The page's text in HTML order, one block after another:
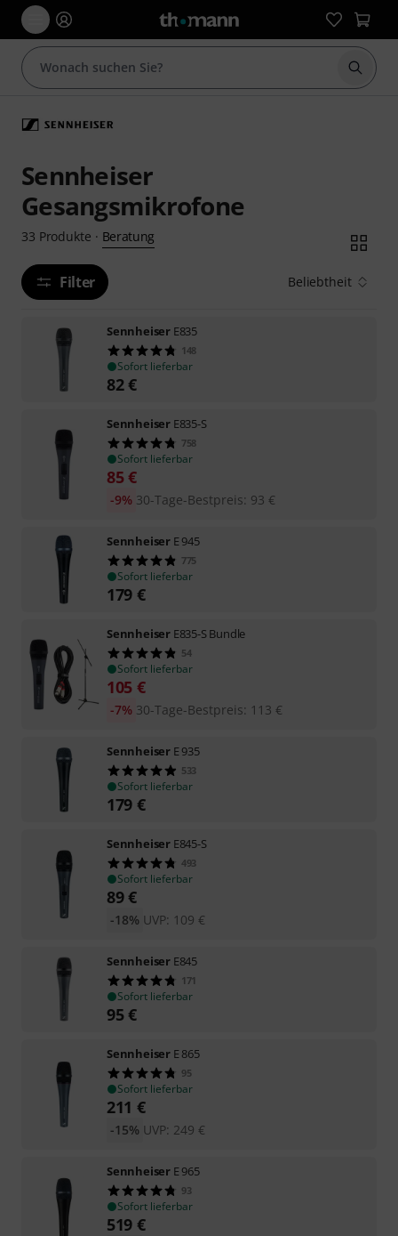
Suche
Sennheiser
Gesangsmikrofone
33 Produkte · Beratung
Filter Beliebtheit
Sennheiser E835
148
Sofort lieferbar
82€
Sennheiser E835-S
758
Sofort lieferbar
85€
30-Tage-Bestpreis: 93 €
-9%
Sennheiser E 945
775
Sofort lieferbar
179 €
Sennheiser E835-S Bundle
54
Sofort lieferbar
105 €
30-Tage-Bestpreis: 113 €
-7%
Sennheiser E 935
533
Sofort lieferbar
179 €
Sennheiser E845-S
493
Sofort lieferbar
89€
UVP: 109 €
-18%
Sennheiser E845
171
Sofort lieferbar
95€
Sennheiser E 865
95
Sofort lieferbar
211 €
UVP: 249 €
-15%
Sennheiser E 965
93
Sofort lieferbar
519 €